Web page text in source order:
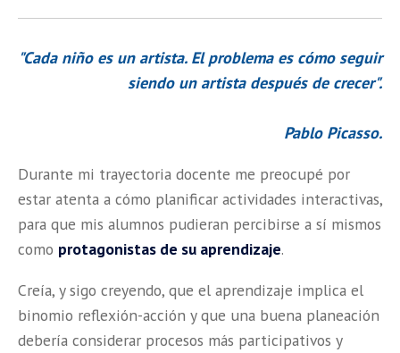
"Cada niño es un artista. El problema es cómo seguir
siendo un artista después de crecer".
Pablo Picasso.
Durante mi trayectoria docente me preocupé por
estar atenta a cómo planificar actividades interactivas,
para que mis alumnos pudieran percibirse a sí mismos
como protagonistas de su aprendizaje.
Creía, y sigo creyendo, que el aprendizaje implica el
binomio reflexión-acción y que una buena planeación
debería considerar procesos más participativos y